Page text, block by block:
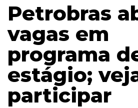
Petrobras
vagas em
programa
estágio;
participar